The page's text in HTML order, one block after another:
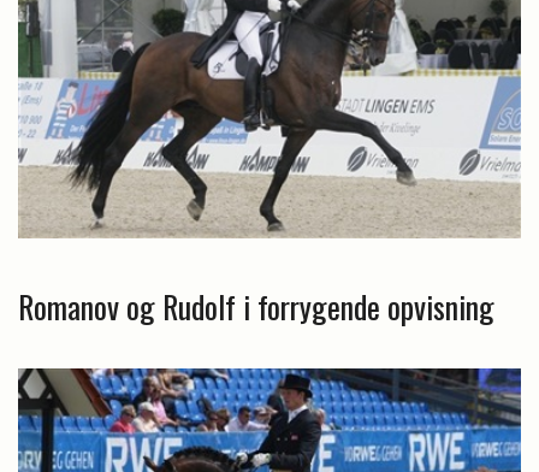
Romanov og Rudolf i forrygende opvisning